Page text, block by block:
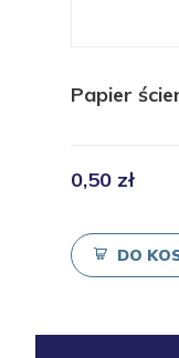
Papier
0,50 zł
DO